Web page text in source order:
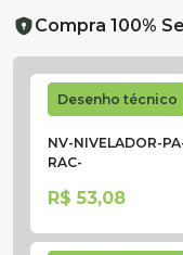
Compra 100%
Desenho técnico
NV-NIVELADOR-
RAC-
R$ 53,08